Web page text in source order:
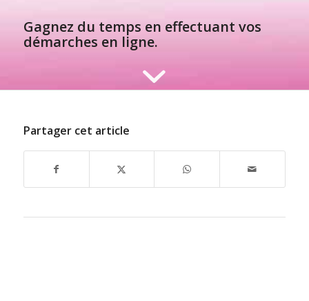
Gagnez du temps en effectuant vos
démarches en ligne.
Partager cet article